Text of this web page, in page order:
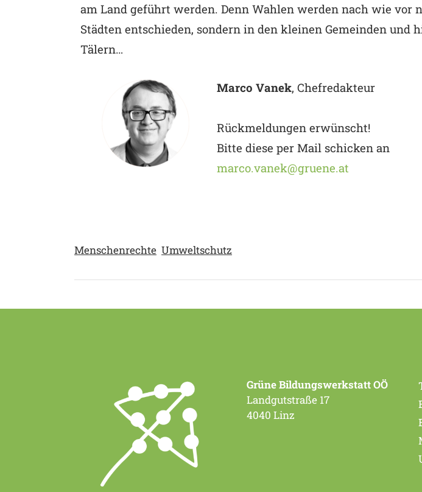
am Land geführt werden. Denn Wahlen werden nach wie vor
Städten entschieden, sondern in den kleinen Gemeinden und
Tälern…
Marco Vanek, Chefredakteur
Rückmeldungen erwünscht!
Bitte diese per Mail schicken an
marco.vanek@gruene.at
Menschenrechte Umweltschutz
Grüne Bildungswerkstatt OÖ
Landgutstraße 17
4040 Linz